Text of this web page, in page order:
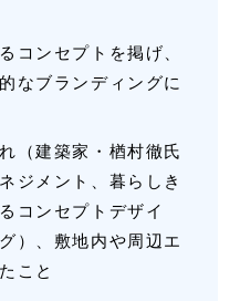
コンセプトを掲げ、
なブランディングに
（建築家・楢村徹氏
ジメント、暮らしき
コンセプトデザイ
）、敷地内や周辺エ
こと